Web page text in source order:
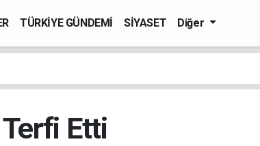
TÜRKİYE GÜNDEMİ SİYASET Diğer
Etti